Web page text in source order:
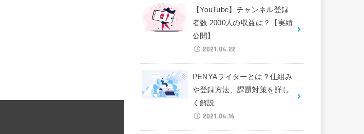
【YouTube】チャンネル登録
者数 2000人の収益は？【実績
公開】
2021.04.22
PENYAライターとは？仕組み
や登録方法、課題対策を詳し
く解説
2021.04.16